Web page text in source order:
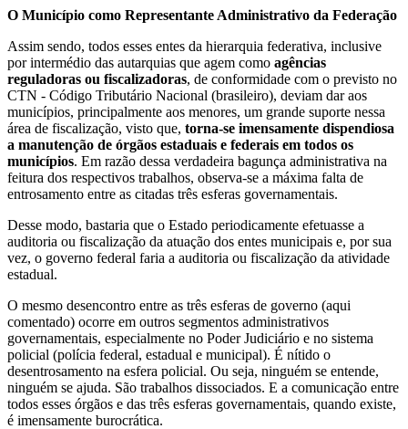
O Município como Representante Administrativo da Federação
Assim sendo, todos esses entes da hierarquia federativa, inclusive
por intermédio das autarquias que agem como agências
reguladoras ou fiscalizadoras, de conformidade com o previsto no
CTN - Código Tributário Nacional (brasileiro), deviam dar aos
municípios, principalmente aos menores, um grande suporte nessa
área de fiscalização, visto que, torna-se imensamente dispendiosa
a manutenção de órgãos estaduais e federais em todos os
municípios. Em razão dessa verdadeira bagunça administrativa na
feitura dos respectivos trabalhos, observa-se a máxima falta de
entrosamento entre as citadas três esferas governamentais.
Desse modo, bastaria que o Estado periodicamente efetuasse a
auditoria ou fiscalização da atuação dos entes municipais e, por sua
vez, o governo federal faria a auditoria ou fiscalização da atividade
estadual.
O mesmo desencontro entre as três esferas de governo (aqui
comentado) ocorre em outros segmentos administrativos
governamentais, especialmente no Poder Judiciário e no sistema
policial (polícia federal, estadual e municipal). É nítido o
desentrosamento na esfera policial. Ou seja, ninguém se entende,
ninguém se ajuda. São trabalhos dissociados. E a comunicação entre
todos esses órgãos e das três esferas governamentais, quando existe,
é imensamente burocrática.